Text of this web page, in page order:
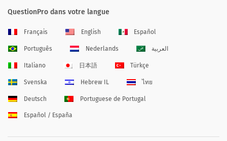
QuestionPro dans votre langue
Français English Español
Português Nederlands العربية
Italiano 日本語 Türkçe
Svenska Hebrew IL ไทย
Deutsch Portuguese de Portugal
Español / España